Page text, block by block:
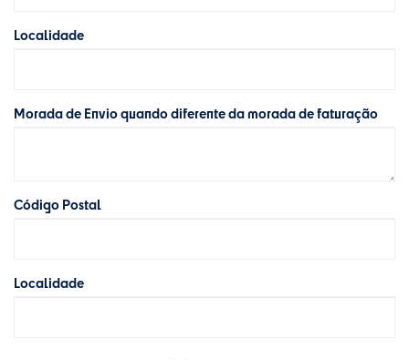
Localidade
Morada de Envio quando diferente da morada de faturação
Código Postal
Localidade